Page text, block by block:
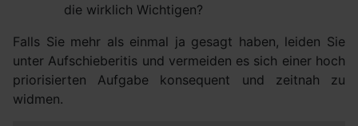
die wirklich Wichtigen?
Falls Sie mehr als einmal ja gesagt haben, leiden Sie
unter Aufschieberitis und vermeiden es sich einer hoch
priorisierten Aufgabe konsequent und zeitnah zu
widmen.